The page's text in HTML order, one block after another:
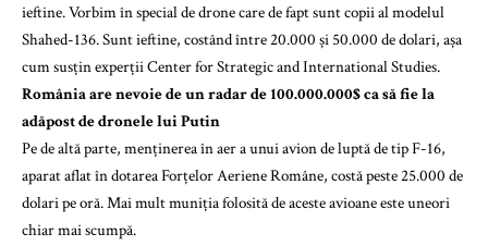
ieftine. Vorbim în special de drone care de fapt sunt copii al modelul
Shahed-136. Sunt ieftine, costând între 20.000 și 50.000 de dolari, așa
cum susțin experții Center for Strategic and International Studies.
România are nevoie de un radar de 100.000.000$ ca să fie la
adăpost de dronele lui Putin
Pe de altă parte, menținerea în aer a unui avion de luptă de tip F-16,
aparat aflat în dotarea Forțelor Aeriene Române, costă peste 25.000 de
dolari pe oră. Mai mult muniția folosită de aceste avioane este uneori
chiar mai scumpă.